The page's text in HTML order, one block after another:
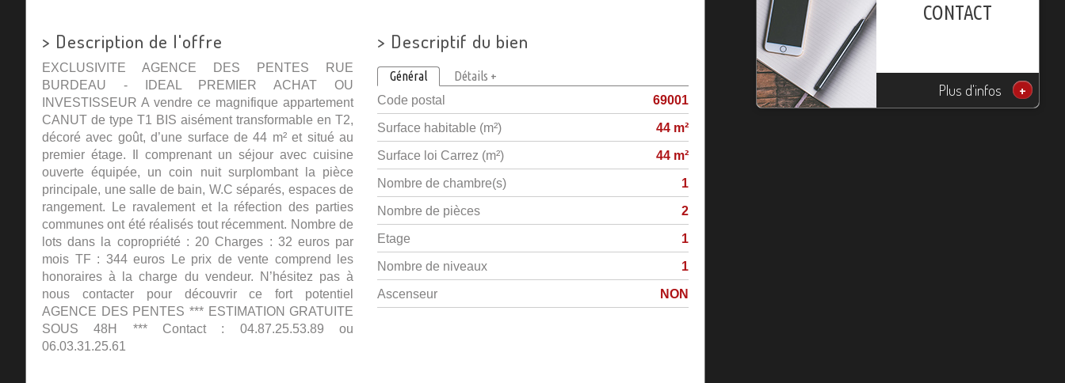
> Description de l'offre
EXCLUSIVITE AGENCE DES PENTES RUE
BURDEAU - IDEAL PREMIER ACHAT OU
INVESTISSEUR A vendre ce magnifique appartement
CANUT de type T1 BIS aisément transformable en T2,
décoré avec goût, d’une surface de 44 m² et situé au
premier étage. Il comprenant un séjour avec cuisine
ouverte équipée, un coin nuit surplombant la pièce
principale, une salle de bain, W.C séparés, espaces de
rangement. Le ravalement et la réfection des parties
communes ont été réalisés tout récemment. Nombre de
lots dans la copropriété : 20 Charges : 32 euros par
mois TF : 344 euros Le prix de vente comprend les
honoraires à la charge du vendeur. N’hésitez pas à
nous contacter pour découvrir ce fort potentiel
AGENCE DES PENTES *** ESTIMATION GRATUITE
SOUS 48H *** Contact : 04.87.25.53.89 ou
06.03.31.25.61
> Descriptif du bien
Général
Détails +
Code postal
69001
Surface habitable (m²)
44 m²
Surface loi Carrez (m²)
44 m²
Nombre de chambre(s)
1
Nombre de pièces
2
Etage
1
Nombre de niveaux
1
Ascenseur
NON
CONTACT
Plus d'infos +